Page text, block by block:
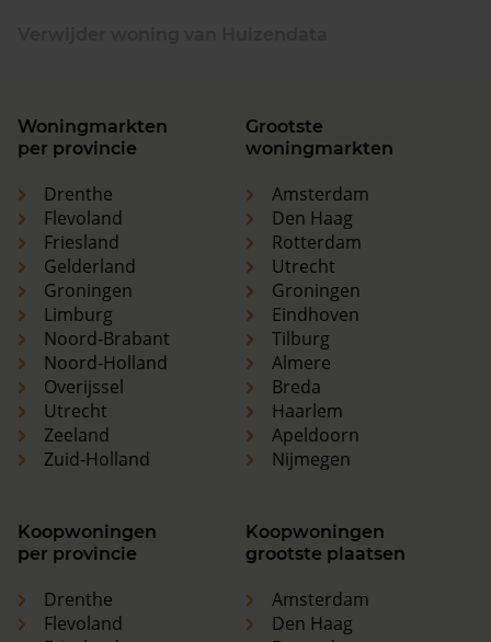
Woningmarkten
per provincie
Drenthe
Flevoland
Friesland
Gelderland
Groningen
Limburg
Noord-Brabant
Noord-Holland
Overijssel
Utrecht
Zeeland
Zuid-Holland
Grootste
woningmarkten
Amsterdam
Den Haag
Rotterdam
Utrecht
Groningen
Eindhoven
Tilburg
Almere
Breda
Haarlem
Apeldoorn
Nijmegen
Koopwoningen
per provincie
Drenthe
Flevoland
Koopwoningen
grootste plaatsen
Amsterdam
Den Haag